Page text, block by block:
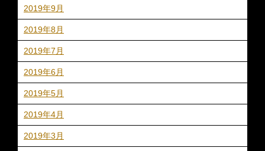
2019年9月
2019年8月
2019年7月
2019年6月
2019年5月
2019年4月
2019年3月